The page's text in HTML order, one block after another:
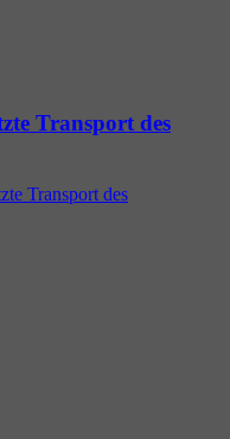
Transport des